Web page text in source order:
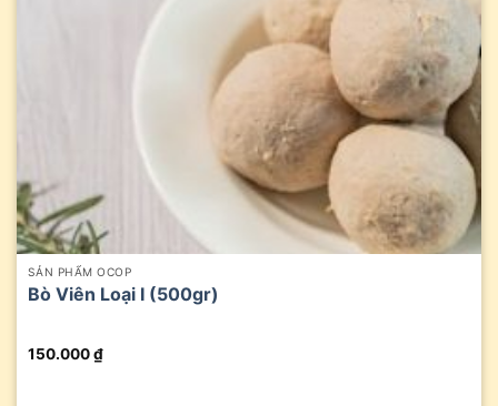
SẢN PHẨM OCOP
Bò Viên Loại I (500gr)
150.000₫